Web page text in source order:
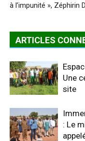
à l’impunité », Zéphirin
ARTICLES
Une
site
: Le